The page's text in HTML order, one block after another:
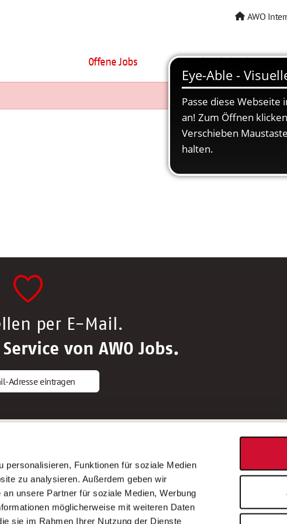
personalisieren, Funktionen für soziale Medien
zu analysieren. Außerdem geben wir
unsere Partner für soziale Medien, Werbung
möglicherweise mit weiteren Daten
sie im Rahmen Ihrer Nutzung der Dienste
AWO
Offene Jobs AWO als Arbeitgeber
per E-Mail.
von AWO Jobs.
Adresse eintragen
AWO Gliederungen nach Bundesland
Stellenangebote nach Bundesländern
Sitemap
Impressum
Datenschutz
Bei Fragen zu
wenden Sie sich